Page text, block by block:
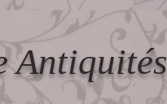
Antiquités